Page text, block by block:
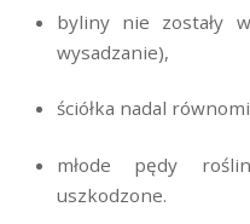
byliny nie zostały
wysadzanie),
ściółka nadal
młode pędy
uszkodzone.